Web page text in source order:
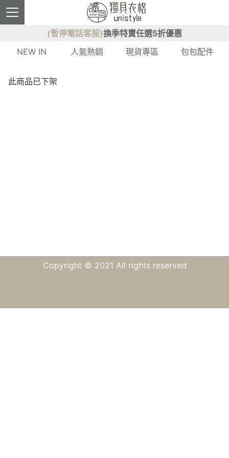
(暫停電話客服)換季特賣任選5折優惠
NEW IN
人氣熱銷 現貨專區 包包配件
此商品已下架
Copyright © 2021 All rights reserved